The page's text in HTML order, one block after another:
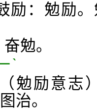
：勉励
勉。
ˋ
勉励意志
治。